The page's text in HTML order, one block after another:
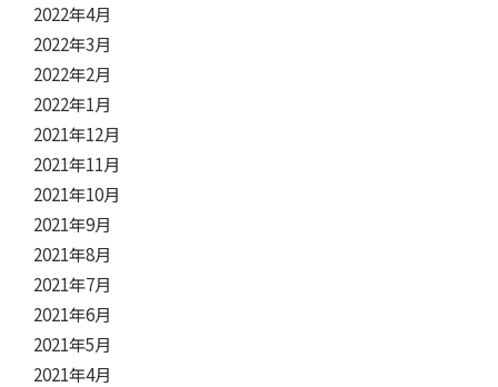
2022年4月
2022年3月
2022年2月
2022年1月
2021年12月
2021年11月
2021年10月
2021年9月
2021年8月
2021年7月
2021年6月
2021年5月
2021年4月